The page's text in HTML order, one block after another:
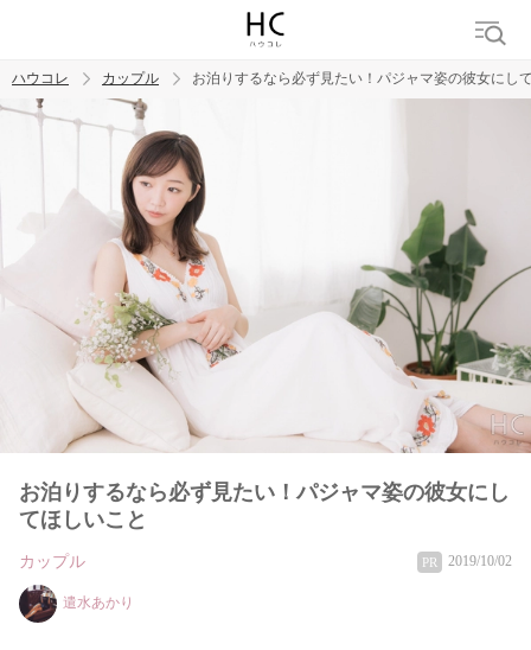
トレンド ワード
デート エッチ
ハウコレ カップル お泊りするなら必ず見たい！パジャマ姿の彼女にし
お泊りするなら必ず見たい！パジャマ姿の彼女にし
てほしいこと
カップル PR 2019/10/02
遣水あかり